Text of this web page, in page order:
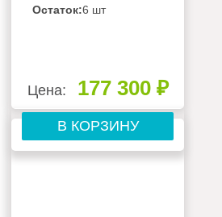
Остаток:6 шт
Цена: 177 300 ₽
В КОРЗИНУ